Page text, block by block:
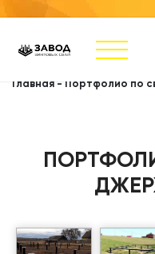
Главная - Портфолио по